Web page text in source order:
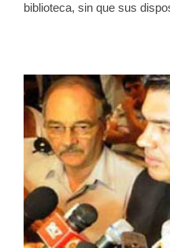
biblioteca, sin que sus